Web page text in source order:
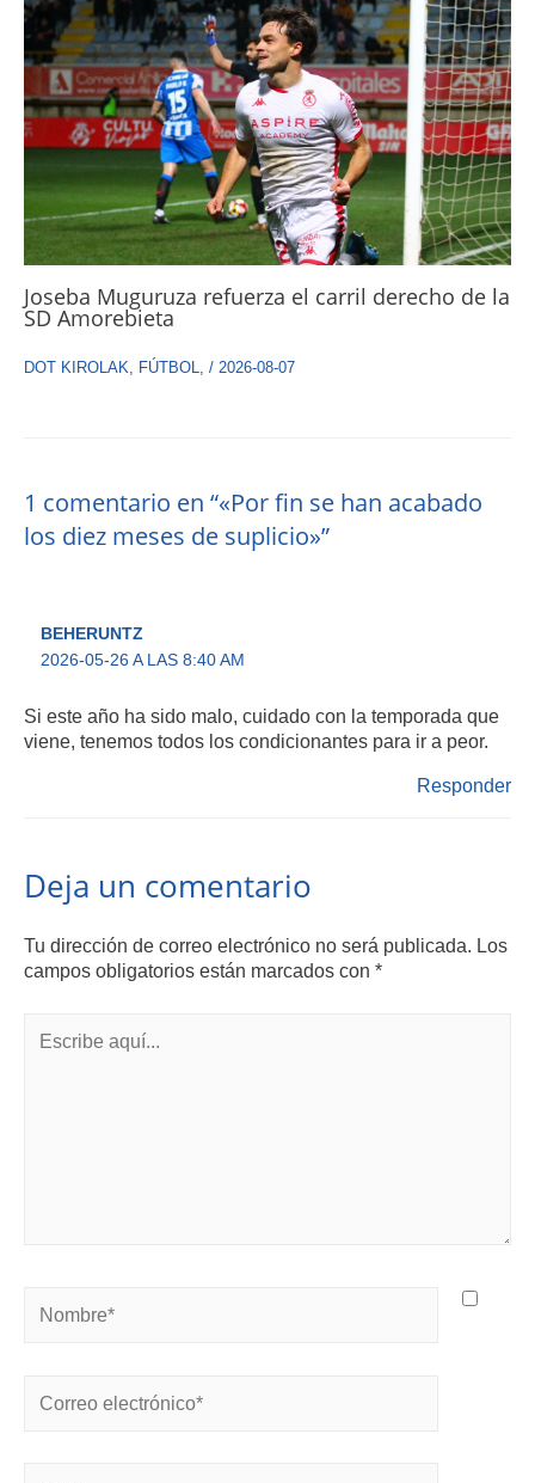
Joseba Muguruza refuerza el carril derecho de la
SD Amorebieta
DOT KIROLAK FÚTBOL / 2026-08-07
1 comentario en “«Por fin se han acabado
los diez meses de suplicio»”
BEHERUNTZ
2026-05-26 A LAS 8:40 AM
Si este año ha sido malo, cuidado con la temporada que
viene, tenemos todos los condicionantes para ir a peor.
Responder
Deja un comentario
Tu dirección de correo electrónico no será publicada. Los
campos obligatorios están marcados con *